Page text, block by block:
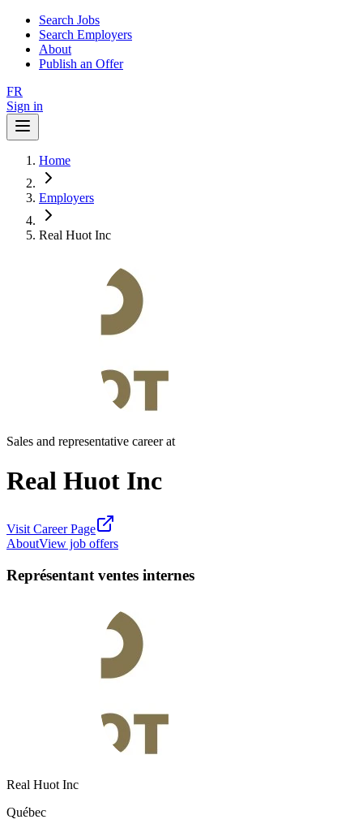
Search Jobs
Search Employers
About
Publish an Offer
FR
Sign in
Home
Employers
Real Huot Inc
Sales and representative career at
Real Huot Inc
Visit Career Page
AboutView job offers
Représentant ventes internes
Real Huot Inc
Québec